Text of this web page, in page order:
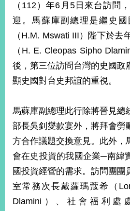
濟
不
落
海
和
平
照
回
首
頁
網
站
導
覽
關
於
本
（112）年6月5日來台訪問
迎。馬蘇庫副總理是繼史
（H.M. Mswati III）陛下於去
（H. E. Cleopas Sipho
後，第三位訪問台灣的史國政
顯史國對台史邦誼的重視。
馬蘇庫副總理此行除將晉見總
部長吳釗燮款宴外，將拜會勞
方合作議題交換意見。此外，
會在史投資的我國企業─南緯
國投資經營的需求。訪問團團
室常務次長戴蘿瑪蔻希（
Dlamini）、社會福利處